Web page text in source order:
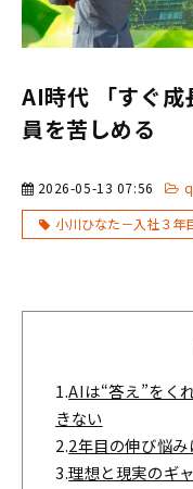
AI時代 「すぐ
員を苦しめる
2026-05-13 07:56
小川ひなた－入社３年
1.AIは“答え”をく
きない
2.2年目の伸び悩
3.理想と現実のギ